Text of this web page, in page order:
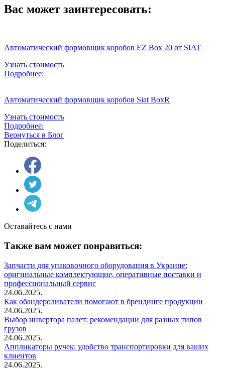
Вас может заинтересовать:
Автоматический формовщик коробов EZ Box 20 от SIAT
Узнать стоимость
Подробнее:
Автоматический формовщик коробов Siat BoxR
Узнать стоимость
Подробнее:
Вернуться в Блог
Поделиться:
Оставайтесь с нами
Также вам может понравиться:
Запчасти для упаковочного оборудования в Украине:
оригинальные комплектующие, оперативные поставки и
профессиональный сервис
24.06.2025.
Как обандероливатели помогают в брендинге продукции
24.06.2025.
Выбор инвертора палет: рекомендации для разных типов
грузов
24.06.2025.
Аппликаторы ручек: удобство транспортировки для ваших
клиентов
24.06.2025.